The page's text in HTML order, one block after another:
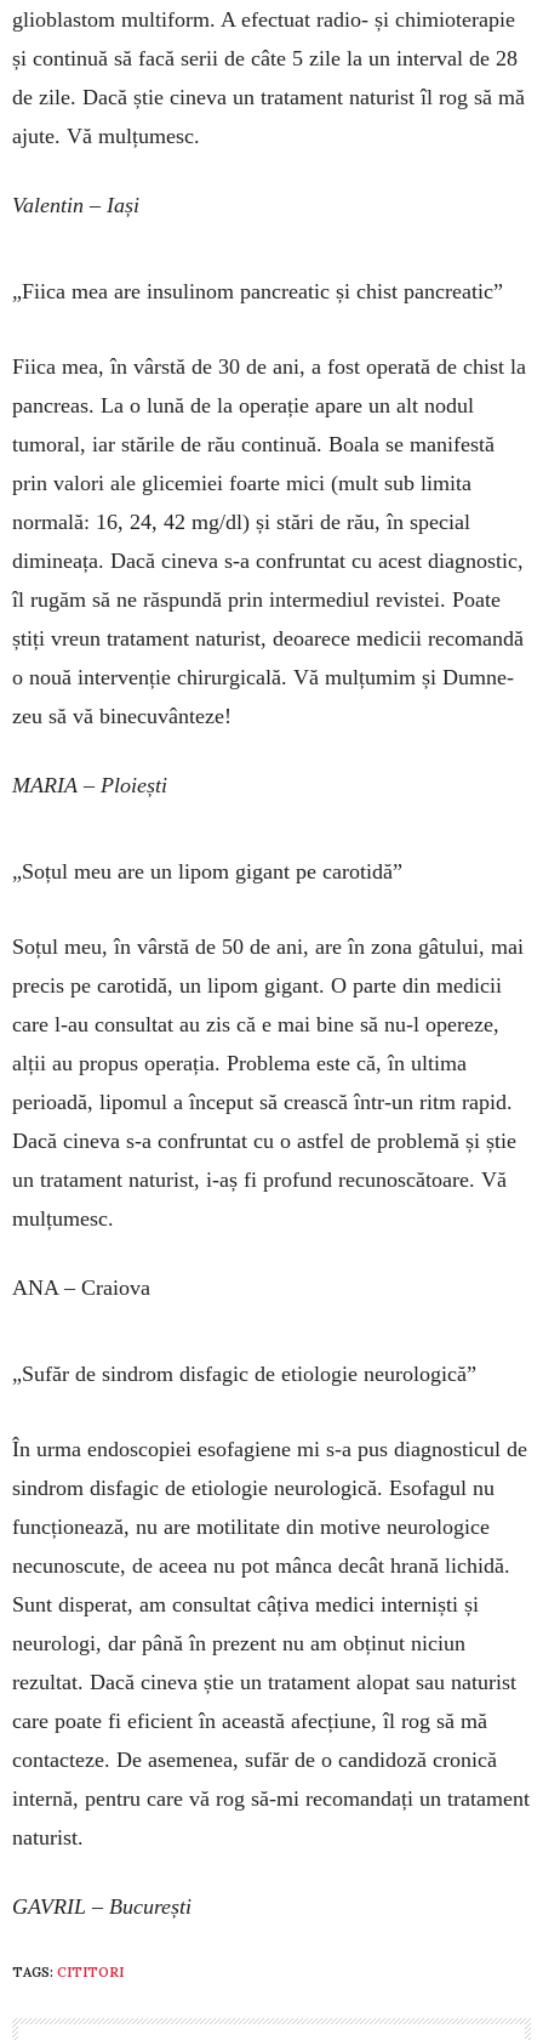
glioblastom multiform. A efectuat radio- și chimioterapie
și continuă să facă serii de câte 5 zile la un interval de 28
de zile. Dacă știe cineva un tratament naturist îl rog să mă
ajute. Vă mulțumesc.
Valentin – Iași
„Fiica mea are insulinom pancreatic și chist pancreatic”
Fiica mea, în vârstă de 30 de ani, a fost operată de chist la
pancreas. La o lună de la operație apare un alt nodul
tumoral, iar stările de rău con­ti­nuă. Boala se manifestă
prin valori ale glicemiei foarte mici (mult sub limita
normală: 16, 24, 42 mg/dl) și stări de rău, în special
dimineața. Dacă cineva s-a confruntat cu acest diag­nostic,
îl ru­găm să ne răspundă prin intermediul revistei. Poate
știți vreun tratament naturist, deoarece medicii reco­mandă
o nouă intervenție chirurgicală. Vă mulțumim și Dumne­
zeu să vă binecuvânteze!
MARIA – Ploiești
„Soțul meu are un lipom gigant pe carotidă”
Soțul meu, în vârstă de 50 de ani, are în zona gâ­tului, mai
precis pe carotidă, un lipom gigant. O parte din medicii
care l-au consultat au zis că e mai bine să nu-l opereze,
alții au propus ope­rația. Problema este că, în ultima
perioadă, lipomul a în­ceput să crească într-un ritm rapid.
Dacă cineva s-a confruntat cu o astfel de problemă și știe
un trata­ment naturist, i-aș fi profund recunoscătoare. Vă
mulțumesc.
ANA – Craiova
„Sufăr de sindrom disfagic de etiologie neurologică”
În urma endoscopiei esofagiene mi s-a pus diag­nos­ticul de
sindrom disfagic de etiologie neurologică. Esofagul nu
funcționează, nu are motilitate din motive neurolo­gice
necunoscute, de aceea nu pot mânca decât hrană li­chidă.
Sunt disperat, am consultat câțiva medici inter­niști și
neurologi, dar până în prezent nu am obținut niciun
rezultat. Dacă cineva știe un tratament alopat sau naturist
care poate fi eficient în această afecțiune, îl rog să mă
contacteze. De asemenea, sufăr de o candi­doză cronică
internă, pentru care vă rog să-mi recoman­dați un tratament
naturist.
GAVRIL – București
TAGS: CITITORI